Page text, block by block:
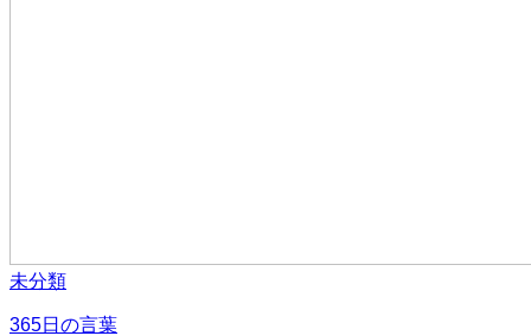
未分類
365日の言葉